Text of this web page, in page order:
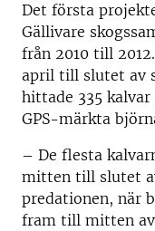
Det första
Gällivare
från 2010 till
april till slutet av
hittade 335 kalvar
GPS-märkta
– De flesta
mitten till slutet
predationen, när
fram till mitten